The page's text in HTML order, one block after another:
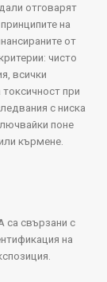
отговарят
на
от
чисто
всички
при
с ниска
поне
кърмене.
са свързани с
на